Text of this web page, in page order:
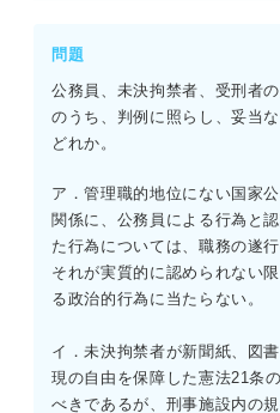
問題
公務員、未決拘禁者、受刑者
のうち、判例に照らし、妥当
どれか。
ア．管理職的地位にない国家
関係に、公務員による行為と
た行為については、職務の遂
それが実質的に認められない
る政治的行為に当たらない。
イ．未決拘禁者が新聞紙、図
現の自由を保障した憲法21条
べきであるが、刑事施設内の